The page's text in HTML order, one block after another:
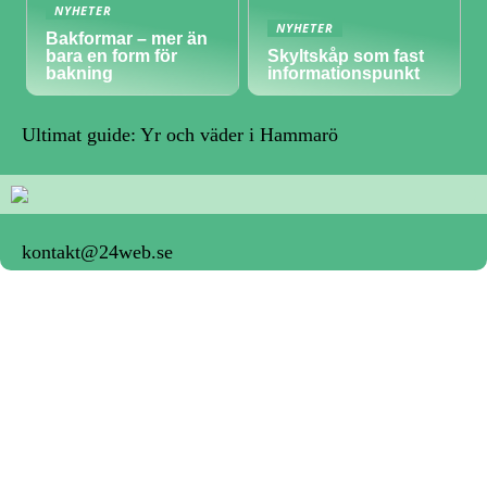
NYHETER
Bakformar – mer än
bara en form för
bakning
NYHETER
Skyltskåp som fast
informationspunkt
Ultimat guide: Yr och väder i Hammarö
kontakt@24web.se